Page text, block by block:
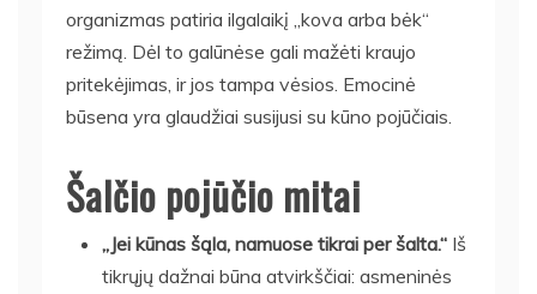
organizmas patiria ilgalaikį „kova arba bėk“
režimą. Dėl to galūnėse gali mažėti kraujo
pritekėjimas, ir jos tampa vėsios. Emocinė
būsena yra glaudžiai susijusi su kūno pojūčiais.
Šalčio pojūčio mitai
„Jei kūnas šąla, namuose tikrai per šalta.“ Iš
tikrųjų dažnai būna atvirkščiai: asmeninės